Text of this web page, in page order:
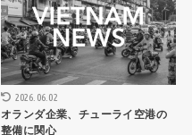
2026.06.02
オランダ企業、チューライ空港の
整備に関心